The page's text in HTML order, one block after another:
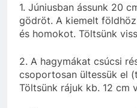
1. Júniusban ássunk 20
gödröt. A kiemelt
és homokot. Töltsünk
2. A hagymákat csúcsi
csoportosan ültessük el
Töltsünk rájuk kb. 12 cm